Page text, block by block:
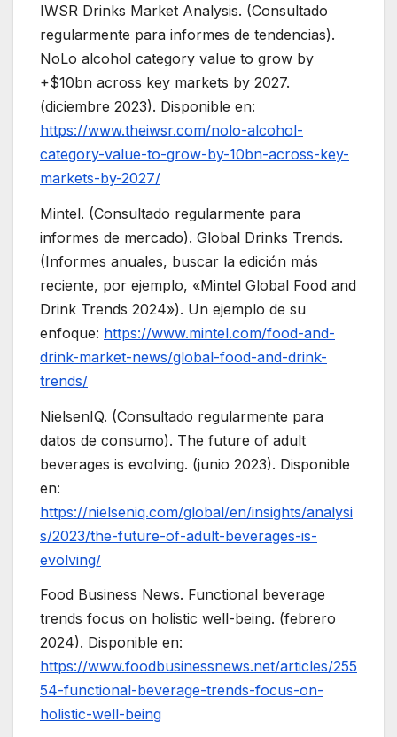
IWSR Drinks Market Analysis. (Consultado
regularmente para informes de tendencias).
NoLo alcohol category value to grow by
+$10bn across key markets by 2027.
(diciembre 2023). Disponible en:
https://www.theiwsr.com/nolo-alcohol-
category-value-to-grow-by-10bn-across-key-
markets-by-2027/
Mintel. (Consultado regularmente para
informes de mercado). Global Drinks Trends.
(Informes anuales, buscar la edición más
reciente, por ejemplo, «Mintel Global Food and
Drink Trends 2024»). Un ejemplo de su
enfoque: https://www.mintel.com/food-and-
drink-market-news/global-food-and-drink-
trends/
NielsenIQ. (Consultado regularmente para
datos de consumo). The future of adult
beverages is evolving. (junio 2023). Disponible
en:
https://nielseniq.com/global/en/insights/analysi
s/2023/the-future-of-adult-beverages-is-
evolving/
Food Business News. Functional beverage
trends focus on holistic well-being. (febrero
2024). Disponible en:
https://www.foodbusinessnews.net/articles/255
54-functional-beverage-trends-focus-on-
holistic-well-being